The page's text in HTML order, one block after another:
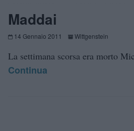
Maddai
14 Gennaio 2011 Wittgenstein
La settimana scorsa era morto
Continua